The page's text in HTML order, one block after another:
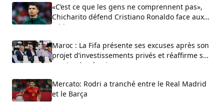
«C’est ce que les gens ne comprennent pas»,
Chicharito défend Cristiano Ronaldo face aux
critiques sur son arrogance
Maroc : La Fifa présente ses excuses après son
projet d’investissements privés et réaffirme son
soutien à Infantino
Mercato: Rodri a tranché entre le Real Madrid
et le Barça